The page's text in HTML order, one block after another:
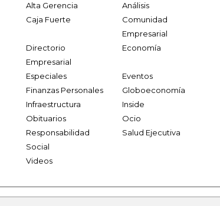
Alta Gerencia
Análisis
Caja Fuerte
Comunidad
Empresarial
Directorio
Empresarial
Economía
Especiales
Eventos
Finanzas Personales
Globoeconomía
Infraestructura
Inside
Obituarios
Ocio
Responsabilidad
Social
Salud Ejecutiva
Videos